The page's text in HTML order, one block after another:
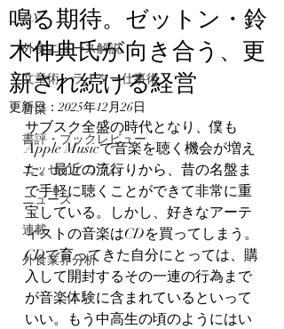
DX
外食ニュース解説
文章術・ライター仕事術
音楽
書評・ブックレビュー
エッセイ／コラム
ニュース
連載
外食業界分析
鳴る期待。ゼットン・鈴
木伸典氏が向き合う、更
新され続ける経営
更新日：2025年12月26日
サブスク全盛の時代となり、僕も
Apple Musicで音楽を聴く機会が増え
た。最近の流行りから、昔の名盤ま
で手軽に聴くことができて非常に重
宝している。しかし、好きなアーテ
ィストの音楽はCDを買ってしまう。
CDで育ってきた自分にとっては、購
入して開封するその一連の行為まで
が音楽体験に含まれているといって
いい。もう中高生の頃のようにはい